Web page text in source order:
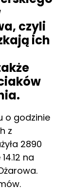
czyli
ich
o godzinie
z
2890
na